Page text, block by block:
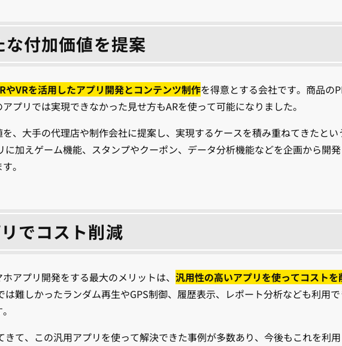
な付加価値を提案
やVRを活用したアプリ開発とコンテンツ制作を得意とする会社です。商品の
プリでは実現できなかった見せ方もARを使って可能になりました。
、大手の代理店や制作会社に提案し、実現するケースを積み重ねてきたとい
に加えゲーム機能、スタンプやクーポン、データ分析機能などを企画から開
。
でコスト削減
アプリ開発をする最大のメリットは、 汎用性の高いアプリを使ってコストを
は難しかったランダム再生やGPS制御、履歴表示、レポート分析なども利用
きて、この汎用アプリを使って解決できた事例が多数あり、今後もこれを利